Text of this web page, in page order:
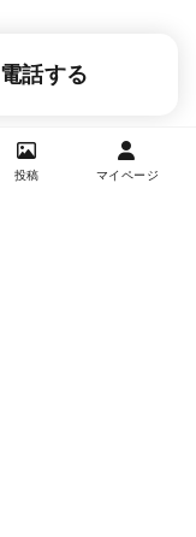
電話する
投稿 マイページ